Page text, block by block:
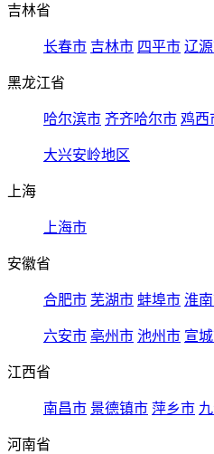
吉林省
长春市 吉林市 四平市 辽
黑龙江省
哈尔滨市 齐齐哈尔市 鸡西
大兴安岭地区
上海
上海市
安徽省
合肥市 芜湖市 蚌埠市 淮
六安市 亳州市 池州市 宣
江西省
南昌市 景德镇市 萍乡市
河南省